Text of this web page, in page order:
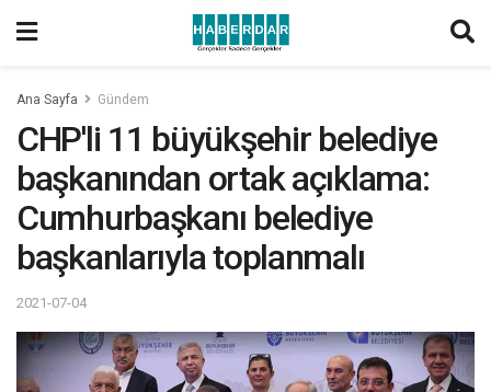
Ana Sayfa Gündem
CHP'li 11 büyükşehir belediye
başkanından ortak açıklama:
Cumhurbaşkanı belediye
başkanlarıyla toplanmalı
2021-07-04